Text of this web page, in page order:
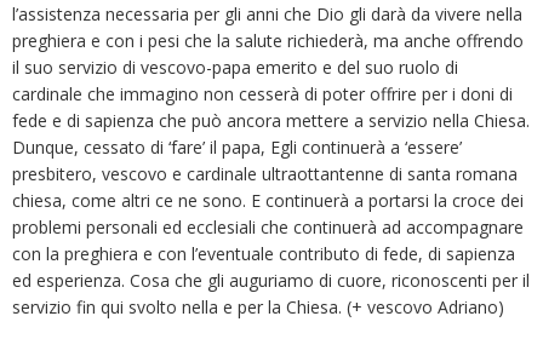
l’assistenza necessaria per gli anni che Dio gli darà da vivere nella
preghiera e con i pesi che la salute richiederà, ma anche offrendo
il suo servizio di vescovo-papa emerito e del suo ruolo di
cardinale che immagino non cesserà di poter offrire per i doni di
fede e di sapienza che può ancora mettere a servizio nella Chiesa.
Dunque, cessato di ‘fare’ il papa, Egli continuerà a ‘essere’
presbitero, vescovo e cardinale ultraottantenne di santa romana
chiesa, come altri ce ne sono. E continuerà a portarsi la croce dei
problemi personali ed ecclesiali che continuerà ad accompagnare
con la preghiera e con l’eventuale contributo di fede, di sapienza
ed esperienza. Cosa che gli auguriamo di cuore, riconoscenti per il
servizio fin qui svolto nella e per la Chiesa. (+ vescovo Adriano)